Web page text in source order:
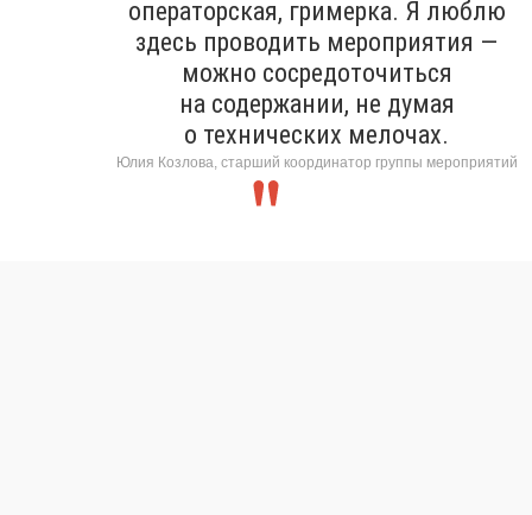
операторская, гримерка. Я люблю
здесь проводить мероприятия —
можно сосредоточиться
на содержании, не думая
о технических мелочах.
Юлия Козлова, старший координатор группы мероприятий